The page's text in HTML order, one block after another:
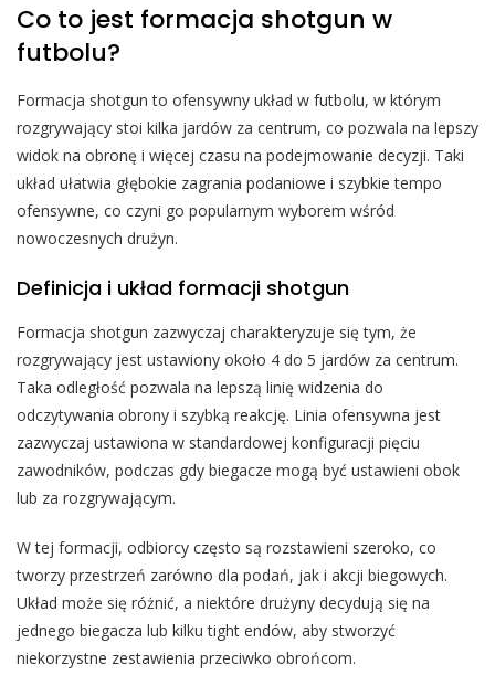
Co to jest formacja shotgun w
futbolu?
Formacja shotgun to ofensywny układ w futbolu, w którym
rozgrywający stoi kilka jardów za centrum, co pozwala na lepszy
widok na obronę i więcej czasu na podejmowanie decyzji. Taki
układ ułatwia głębokie zagrania podaniowe i szybkie tempo
ofensywne, co czyni go popularnym wyborem wśród
nowoczesnych drużyn.
Definicja i układ formacji shotgun
Formacja shotgun zazwyczaj charakteryzuje się tym, że
rozgrywający jest ustawiony około 4 do 5 jardów za centrum.
Taka odległość pozwala na lepszą linię widzenia do
odczytywania obrony i szybką reakcję. Linia ofensywna jest
zazwyczaj ustawiona w standardowej konfiguracji pięciu
zawodników, podczas gdy biegacze mogą być ustawieni obok
lub za rozgrywającym.
W tej formacji, odbiorcy często są rozstawieni szeroko, co
tworzy przestrzeń zarówno dla podań, jak i akcji biegowych.
Układ może się różnić, a niektóre drużyny decydują się na
jednego biegacza lub kilku tight endów, aby stworzyć
niekorzystne zestawienia przeciwko obrońcom.